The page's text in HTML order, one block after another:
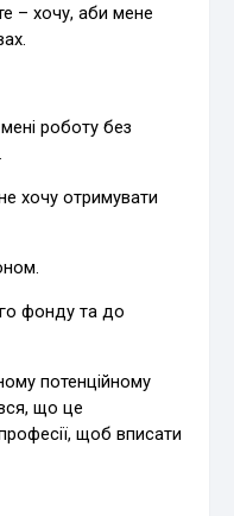
– хочу, аби мене
роботу без
хочу отримувати
фонду та до
потенційному
що це
щоб вписати